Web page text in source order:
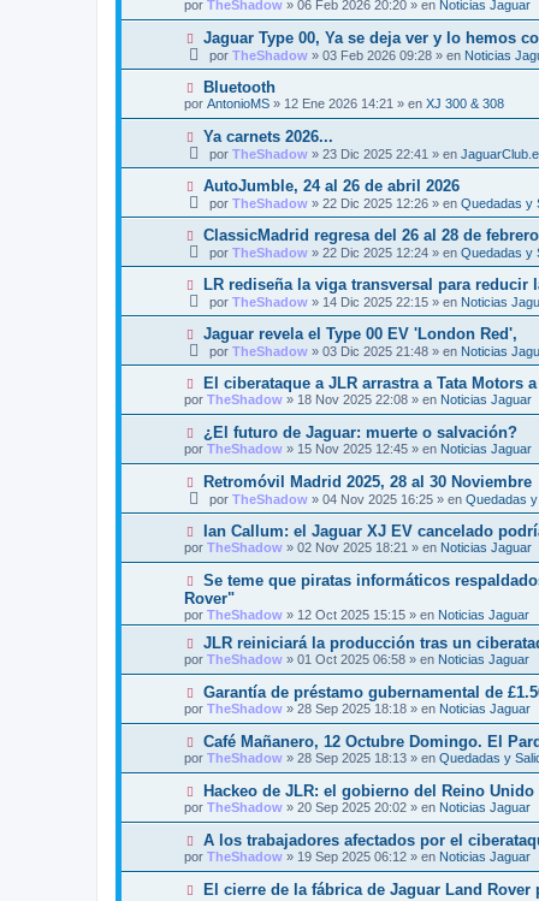
a
e
m
e
n
a
e
e
o
e
s
a
por TheShadow » 06 Feb 2026 20:20 » en Noticias Jaguar
N
v
o
m
e
n
a
e
Jaguar Type 00, Ya se deja ver y lo hemos
por TheShadow » 03 Feb 2026 09:28 » en Noticias
N
u
e
v
e
n
a
e
Bluetooth
por AntonioMS » 12 Ene 2026 14:21 » en XJ 300 & 308
N
o
e
n
a
e
Ya carnets 2026...
por TheShadow » 23 Dic 2025 22:41 » en
N
o
e
a
e
AutoJumble, 24 al 26 de abril 2026
por TheShadow » 22 Dic 2025 12:26 » en Quedadas y
N
v
o
e
n
a
e
ClassicMadrid regresa del 26 al 28 de
por TheShadow » 22 Dic 2025 12:24 » en Quedadas y
N
o
e
s
a
e
LR rediseña la viga transversal para reducir
por TheShadow » 14 Dic 2025 22:15 » en Noticias
N
v
o
m
e
s
a
e
Jaguar revela el Type 00 EV 'London Red',
por TheShadow » 03 Dic 2025 21:48 » en Noticias
N
u
e
o
m
e
a
e
El ciberataque a JLR arrastra a Tata Motors
por TheShadow » 18 Nov 2025 22:08 » en Noticias Jaguar
N
u
e
v
o
e
s
a
e
¿El futuro de Jaguar: muerte o salvación?
por TheShadow » 15 Nov 2025 12:45 » en Noticias Jaguar
N
v
o
m
e
n
s
a
j
Retromóvil Madrid 2025, 28 al 30 Noviembre
por TheShadow » 04 Nov 2025 16:25 » en Quedadas y
N
u
e
v
o
m
e
n
s
a
j
e
Ian Callum: el Jaguar XJ EV cancelado
por TheShadow » 02 Nov 2025 18:21 » en Noticias Jaguar
N
e
v
m
e
n
s
a
j
e
Se teme que piratas informáticos
Rover"
por TheShadow » 12 Oct 2025 15:15 » en Noticias Jaguar
N
u
e
o
m
e
n
s
a
e
JLR reiniciará la producción tras un
por TheShadow » 01 Oct 2025 06:58 » en Noticias Jaguar
N
u
e
o
m
e
s
a
e
Garantía de préstamo gubernamental de
por TheShadow » 28 Sep 2025 18:18 » en Noticias Jaguar
N
u
e
v
o
m
e
n
s
a
e
Café Mañanero, 12 Octubre Domingo. El
por TheShadow » 28 Sep 2025 18:13 » en Quedadas y
N
u
e
o
m
e
Hackeo de JLR: el gobierno del Reino
por TheShadow » 20 Sep 2025 20:02 » en Noticias Jaguar
N
u
e
v
o
A los trabajadores afectados por el
por TheShadow » 19 Sep 2025 06:12 » en Noticias Jaguar
NEl cierre de la fábrica de Jaguar Land